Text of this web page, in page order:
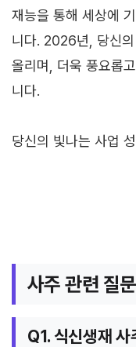
재능을 통해 세상에
니다. 2026년, 당신
올리며, 더욱 풍요롭
니다.
당신의 빛나는 사업
사주 관련 질
Q1. 식신생재